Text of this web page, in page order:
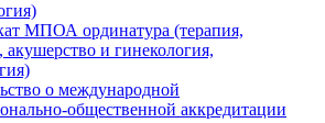
МПОА ординатура (терапия,
акушерство и гинекология,
о международной
общественной аккредитации